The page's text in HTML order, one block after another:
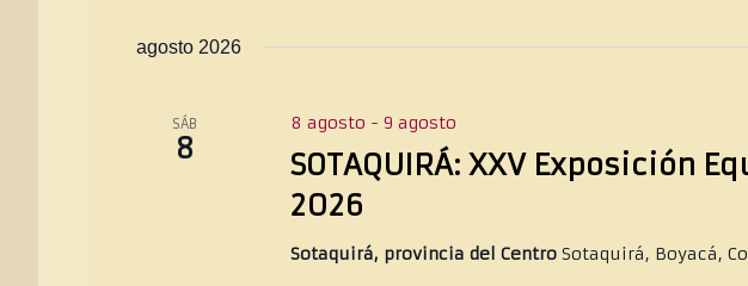
c
i
o
a
agosto 2026
SÁB
8
SOTAQUIRÁ: XXV Exposición
2026
8 agosto -9 agosto
Sotaquirá, provincia del CentroSotaquirá, Boyacá,